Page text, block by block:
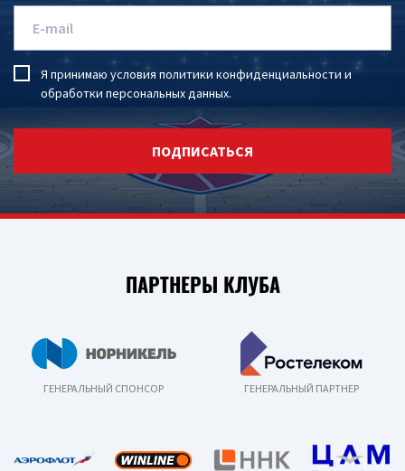
Я принимаю условия политики конфиденциальности и
обработки персональных данных.
ПОДПИСАТЬСЯ
ПАРТНЕРЫ КЛУБА
ГЕНЕРАЛЬНЫЙ СПОНСОР ГЕНЕРАЛЬНЫЙ ПАРТНЕР